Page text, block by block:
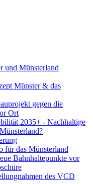
und Münsterland
Münster & das
gegen die
Ort
2035+ - Nachhaltige
für das Münsterland
Bahnhaltepunkte vor
des VCD